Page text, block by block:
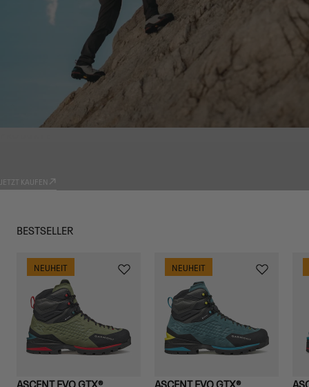
JETZT KAUFEN
BESTSELLER
NEUHEIT
ASCENT EVO GTX®
NEUHEIT
ASCENT EVO GTX®